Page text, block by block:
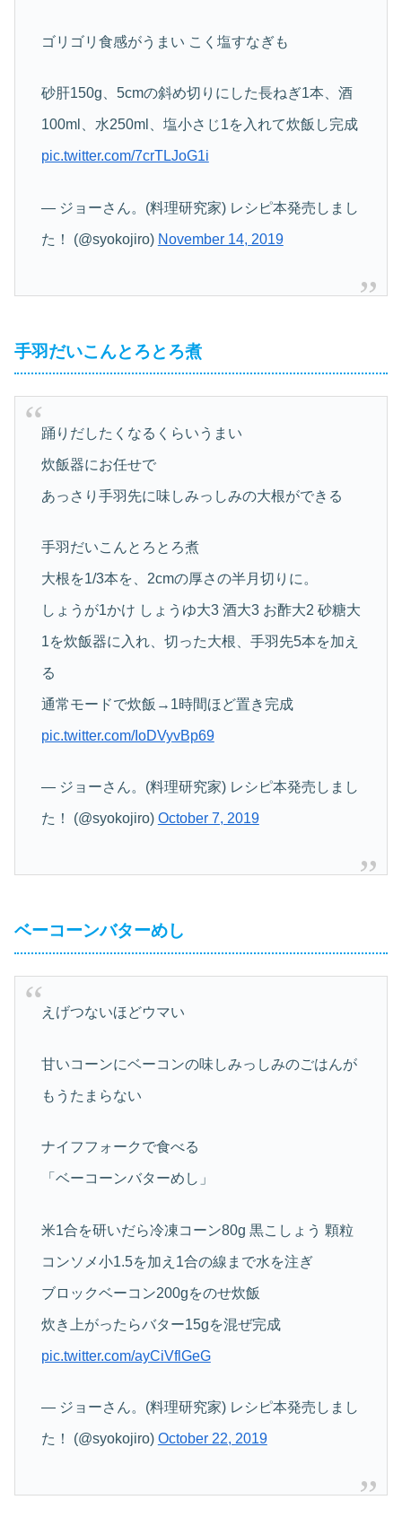
ゴリゴリ食感がうまい こく塩すなぎも
砂肝150g、5cmの斜め切りにした長ねぎ1本、酒
100ml、水250ml、塩小さじ1を入れて炊飯し完成
pic.twitter.com/7crTLJoG1i
— ジョーさん。(料理研究家) レシピ本発売しまし
た！ (@syokojiro) November 14, 2019
手羽だいこんとろとろ煮
踊りだしたくなるくらいうまい
炊飯器にお任せで
あっさり手羽先に味しみっしみの大根ができる
手羽だいこんとろとろ煮
大根を1/3本を、2cmの厚さの半月切りに。
しょうが1かけ しょうゆ大3 酒大3 お酢大2 砂糖大
1を炊飯器に入れ、切った大根、手羽先5本を加え
る
通常モードで炊飯→1時間ほど置き完成
pic.twitter.com/IoDVyvBp69
— ジョーさん。(料理研究家) レシピ本発売しまし
た！ (@syokojiro) October 7, 2019
ベーコーンバターめし
えげつないほどウマい
甘いコーンにベーコンの味しみっしみのごはんが
もうたまらない
ナイフフォークで食べる
「ベーコーンバターめし」
米1合を研いだら冷凍コーン80g 黒こしょう 顆粒
コンソメ小1.5を加え1合の線まで水を注ぎ
ブロックベーコン200gをのせ炊飯
炊き上がったらバター15gを混ぜ完成
pic.twitter.com/ayCiVflGeG
— ジョーさん。(料理研究家) レシピ本発売しまし
た！ (@syokojiro) October 22, 2019